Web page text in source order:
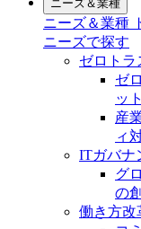
ニーズ＆業種
ニーズ＆業種
ニーズで探す
ゼロトラ
ゼ
ッ
産
ィ
ITガバナ
グ
の
働き方改